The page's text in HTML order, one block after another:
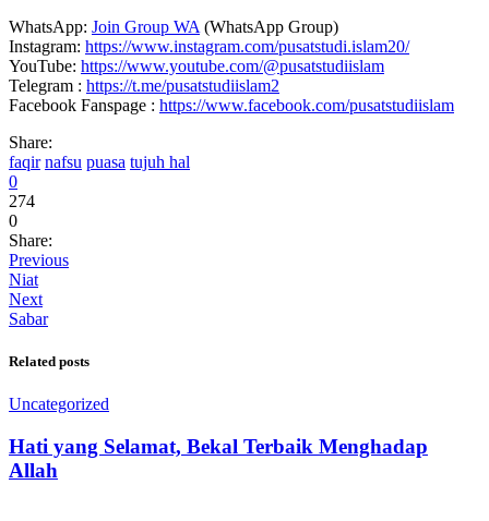
WhatsApp: Join Group WA (WhatsApp Group)
Instagram: https://www.instagram.com/pusatstudi.islam20/
YouTube: https://www.youtube.com/@pusatstudiislam
Telegram : https://t.me/pusatstudiislam2
Facebook Fanspage : https://www.facebook.com/pusatstudiislam
Share:
faqir nafsu puasa tujuh hal
0
274
0
Share:
Previous
Niat
Next
Sabar
Related posts
Uncategorized
Hati yang Selamat, Bekal Terbaik Menghadap
Allah